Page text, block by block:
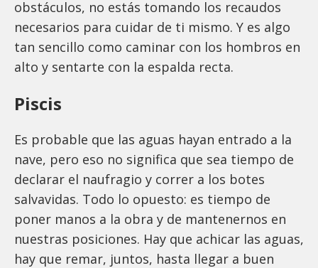
obstáculos, no estás tomando los recaudos
necesarios para cuidar de ti mismo. Y es algo
tan sencillo como caminar con los hombros en
alto y sentarte con la espalda recta.
Piscis
Es probable que las aguas hayan entrado a la
nave, pero eso no significa que sea tiempo de
declarar el naufragio y correr a los botes
salvavidas. Todo lo opuesto: es tiempo de
poner manos a la obra y de mantenernos en
nuestras posiciones. Hay que achicar las aguas,
hay que remar, juntos, hasta llegar a buen